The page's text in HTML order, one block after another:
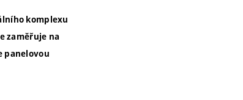
komplexu
zaměřuje na
panelovou